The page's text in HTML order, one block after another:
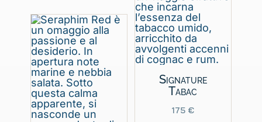
Signature
Tabac
175 €